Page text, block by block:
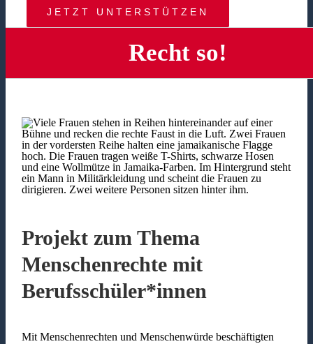
JETZT UNTERSTÜTZEN
Recht so!
Projekt zum Thema
Menschenrechte mit
Berufsschüler*innen
Mit Menschenrechten und Menschenwürde beschäftigten